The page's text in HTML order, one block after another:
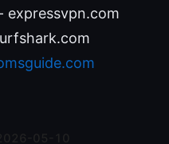
expressvpn.com